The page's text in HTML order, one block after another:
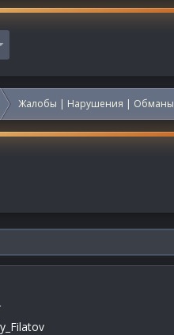
Жалобы | Нарушения | Обманы